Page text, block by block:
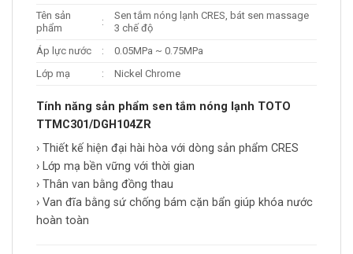
Tên sản
phẩm
:
Sen tắm nóng lạnh CRES, bát sen massage
3 chế độ
Áp lực nước
:
0.05MPa ~ 0.75MPa
Lớp mạ
: Nickel Chrome
Tính năng sản phẩm sen tắm nóng lạnh TOTO
TTMC301/DGH104ZR
› Thiết kế hiện đại hài hòa với dòng sản phẩm CRES
› Lớp mạ bền vững với thời gian
› Thân van bằng đồng thau
› Van đĩa bằng sứ chống bám cặn bẩn giúp khóa nước
hoàn toàn